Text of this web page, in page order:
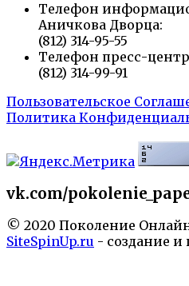
Телефон
Аничкова Дворца:
(812) 314-95-55
Телефон пресс-
(812) 314-99-91
Пользовательское
Политика
vk.com/
© 2020 Поколение
SiteSpinUp.ru - создание